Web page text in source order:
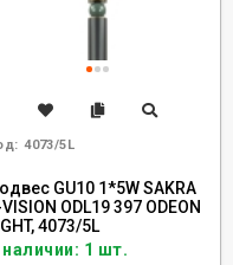
4073/5L
GU10 1*5W SAKRA
VISION ODL19 397 ODEON
4073/5L
наличии: 1 шт.